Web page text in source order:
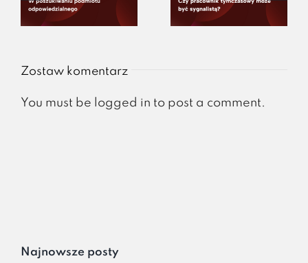
Zostaw komentarz
You must be logged in to post a comment.
Najnowsze posty